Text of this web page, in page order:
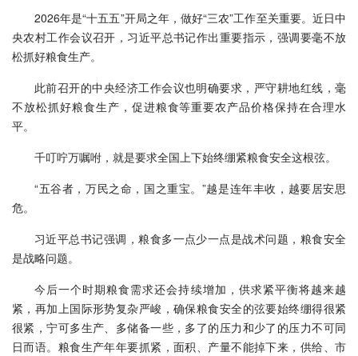
2026年是“十五五”开局之年，做好“三农”工作至关重要。近日中
央农村工作会议召开，习近平总书记作出重要指示，强调要毫不放
松抓好粮食生产。
此前召开的中央经济工作会议也明确要求，严守耕地红线，毫
不放松抓好粮食生产，促进粮食等重要农产品价格保持在合理水
平。
千叮咛万嘱咐，就是要求全国上下始终绷紧粮食安全这根弦。
“五谷者，万民之命，国之重宝。”越是连年丰收，越要居安思
危。
习近平总书记强调，粮食多一点少一点是战术问题，粮食安全
是战略问题。
今后一个时期粮食需求还会持续增加，供求紧平衡将越来越
紧，再加上国际形势复杂严峻，确保粮食安全的弦要始终绷得很紧
很紧，宁可多生产、多储备一些，多了的压力和少了的压力不可同
日而语。粮食生产年年要抓紧，面积、产量不能掉下来，供给、市